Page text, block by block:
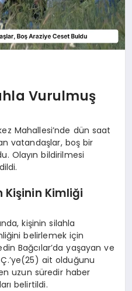
Vurulmuş
Mahallesi’nde dün saat
vatandaşlar, boş bir
Olayın bildirilmesi
Kişinin Kimliği
kişinin silahla
belirlemek için
Bağcılar’da yaşayan ve
ait olduğunu
uzun süredir haber
belirtildi.